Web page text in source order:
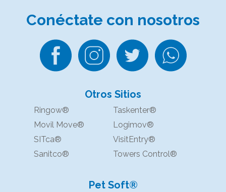
Conéctate con nosotros
Otros Sitios
Ringow®
Taskenter®
Movil Move®
Logimov®
SITca®
VisitEntry®
Sanitco®
Towers Control®
Pet Soft®